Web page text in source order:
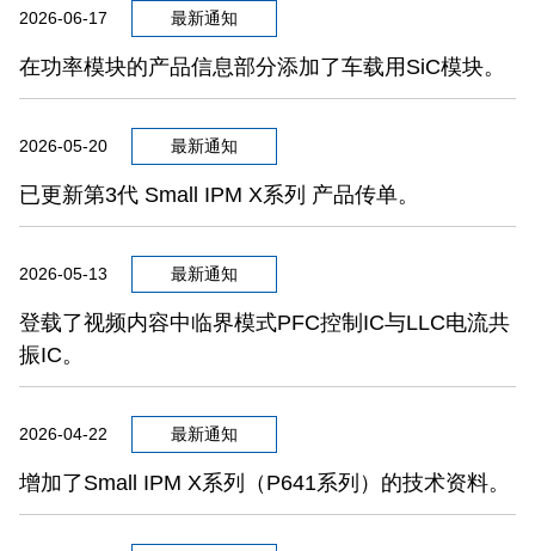
2026-06-17 最新通知
在功率模块的产品信息部分添加了车载用SiC模块。
2026-05-20 最新通知
已更新第3代 Small IPM X系列 产品传单。
2026-05-13 最新通知
登载了视频内容中临界模式PFC控制IC与LLC电流共
振IC。
2026-04-22 最新通知
增加了Small IPM X系列（P641系列）的技术资料。